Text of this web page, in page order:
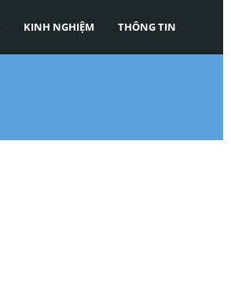
KINH NGHIỆM THÔNG TIN